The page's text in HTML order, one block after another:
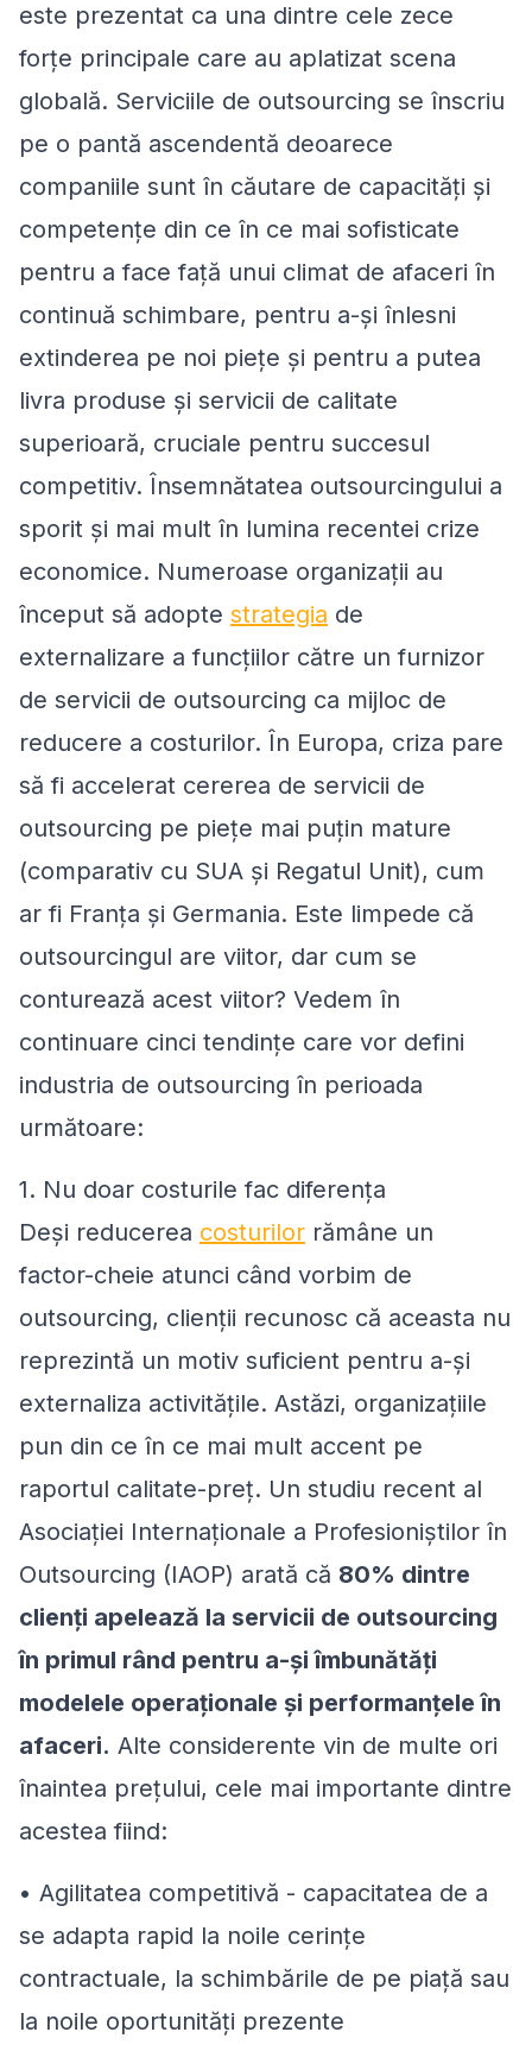
este prezentat ca una dintre cele zece
forțe principale care au aplatizat scena
globală. Serviciile de outsourcing se înscriu
pe o pantă ascendentă deoarece
companiile sunt în căutare de capacități și
competențe din ce în ce mai sofisticate
pentru a face față unui climat de afaceri în
continuă schimbare, pentru a-și înlesni
extinderea pe noi piețe și pentru a putea
livra produse și servicii de calitate
superioară, cruciale pentru succesul
competitiv. Însemnătatea outsourcingului a
sporit și mai mult în lumina recentei crize
economice. Numeroase organizații au
început să adopte strategia de
externalizare a funcțiilor către un furnizor
de servicii de outsourcing ca mijloc de
reducere a costurilor. În Europa, criza pare
să fi accelerat cererea de servicii de
outsourcing pe piețe mai puțin mature
(comparativ cu SUA și Regatul Unit), cum
ar fi Franța și Germania. Este limpede că
outsourcingul are viitor, dar cum se
conturează acest viitor? Vedem în
continuare cinci tendințe care vor defini
industria de outsourcing în perioada
următoare:
1. Nu doar costurile fac diferența
Deși reducerea costurilor rămâne un
factor-cheie atunci când vorbim de
outsourcing, clienții recunosc că aceasta nu
reprezintă un motiv suficient pentru a-și
externaliza activitățile. Astăzi, organizațiile
pun din ce în ce mai mult accent pe
raportul calitate-preț. Un studiu recent al
Asociației Internaționale a Profesioniștilor în
Outsourcing (IAOP) arată că 80% dintre
clienți apelează la servicii de outsourcing
în primul rând pentru a-și îmbunătăți
modelele operaționale și performanțele în
afaceri. Alte considerente vin de multe ori
înaintea prețului, cele mai importante dintre
acestea fiind:
• Agilitatea competitivă - capacitatea de a
se adapta rapid la noile cerințe
contractuale, la schimbările de pe piață sau
la noile oportunități prezente